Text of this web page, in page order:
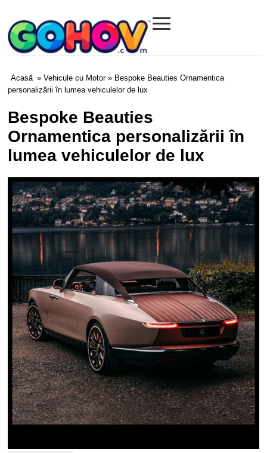
Gohov.com
≡
Acasă » Vehicule cu Motor» Bespoke Beauties Ornamentica
personalizării în lumea vehiculelor de lux
Bespoke Beauties
Ornamentica personalizării în
lumea vehiculelor de lux